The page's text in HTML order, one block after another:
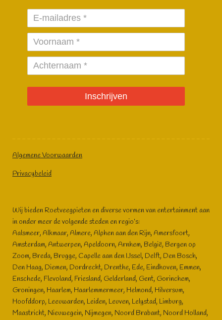
Inschrijven
Algemene Voorwaarden
Privacybeleid
Wij bieden Roetveegpieten en diverse vormen van entertainment aan
in onder meer de volgende steden en regio’s:
Aalsmeer, Alkmaar, Almere, Alphen aan den Rijn, Amersfoort,
Amsterdam, Antwerpen, Apeldoorn, Arnhem, België, Bergen op
Zoom, Breda, Brugge, Capelle aan den IJssel, Delft, Den Bosch,
Den Haag, Diemen, Dordrecht, Drenthe, Ede, Eindhoven, Emmen,
Enschede, Flevoland, Friesland, Gelderland, Gent, Gorinchem,
Groningen, Haarlem, Haarlemmermeer, Helmond, Hilversum,
Hoofddorp, Leeuwarden, Leiden, Leuven, Lelystad, Limburg,
Maastricht, Nieuwegein, Nijmegen, Noord Brabant, Noord Holland,